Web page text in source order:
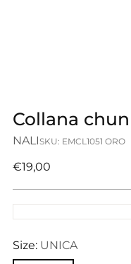
Collana
NALISKU: EMCL1051 ORO
Prezzo
€19,00
Size: UNICA